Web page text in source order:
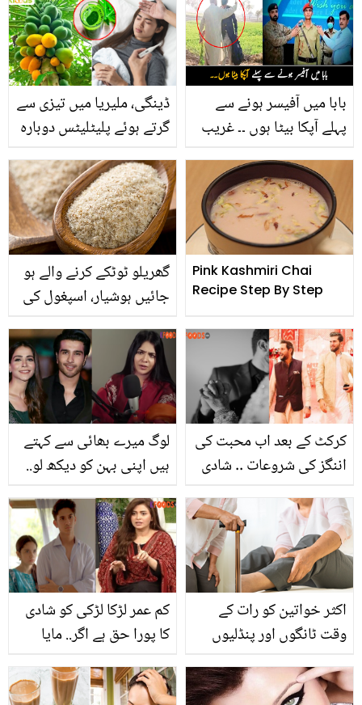
ڈینگی، ملیریا میں تیزی سے
گرتے ہوئے پلیٹلیٹس دوبارہ
پپیتے کے پتوں سے علاج کا
آسان طریقہ
بابا میں آفیسر ہونے سے
پہلے آپکا بیٹا ہوں ۔۔ غریب
گھر لوٹا تو باپ نے کھیتوں
میں کیا کام کیا جو سب کو
آبدیدہ کر گیا؟ دیکھیے
گھریلو ٹوٹکے کرنے والے ہو
جائيں ہوشیار، اسپغول کی
ساتھ ساتھ 4 خطرناک
نقصانات بھی ہیں
Pink Kashmiri Chai
Recipe Step By Step
لوگ میرے بھائی سے کہتے
ہیں اپنی بہن کو دیکھ لو..
حمائمہ پھٹ پڑیں
کرکٹ کے بعد اب محبت کی
اننگز کی شروعات .. شادی
اہلیہ کے لیے کن الفاظ میں
محبت کا اظہار کیا؟
کم عمر لڑکا لڑکی کو شادی
کا پورا حق ہے اگر.. مایا
والوں کو منہ توڑ جواب
اکثر خواتین کو رات کے
وقت ٹانگوں اور پنڈلیوں
ہے؟